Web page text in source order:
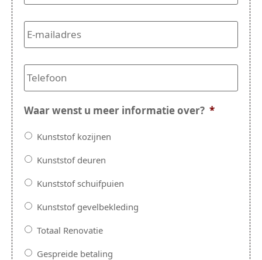
E-
mailadres *
Telefoon *
Waar wenst u meer informatie over? *
Kunststof kozijnen
Kunststof deuren
Kunststof schuifpuien
Kunststof gevelbekleding
Totaal Renovatie
Gespreide betaling